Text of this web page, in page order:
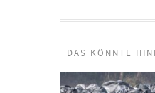
DAS KÖNNTE